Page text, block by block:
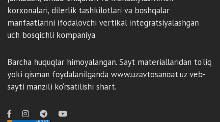
korxonalari, dilerlik tashkilotlari va boshqalar
manfaatlarini ifodalovchi vertikal integratsiyalashgan
uch bosqichli kompaniya.
Barcha huquqlar himoyalangan. Sayt materiallaridan to‘liq
yoki qisman foydalanilganda www.uzavtosanoat.uz veb-
sayti manzili ko‘rsatilishi shart.